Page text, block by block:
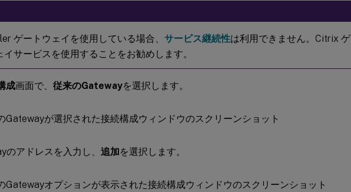
ゲートウェイを使用している場合、 サービス継続性は利用できません。Citrix ゲ
イサービスを使用することをお勧めします。
成画面で、 従来のGatewayを選択します。
のアドレスを入力し、 追加を選択します。